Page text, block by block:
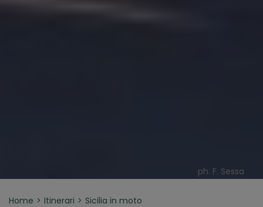
ph. F. Sessa
Home Itinerari Sicilia in moto